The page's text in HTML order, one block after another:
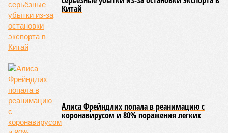
Сюжет:
ЖК «Светлый мир «Станция Л»: та же группа компаний-
банкрот Seven Suns Development, та же
схема достройки через Capital Group осенью 2024 года, но
за прошедшие два года результатов, по словам дольщиков,
практически не видно. По
порталов, первую очередь ЖК строители обещают сдать к
декабрю 2026 г., вторую – к марту 2028-го. Но никто при
этом из кураторов стройки не задается вопросом: как эти
сроки должны материализоваться? На строительной
площадке, по свидетельствам дольщиков, регулярно